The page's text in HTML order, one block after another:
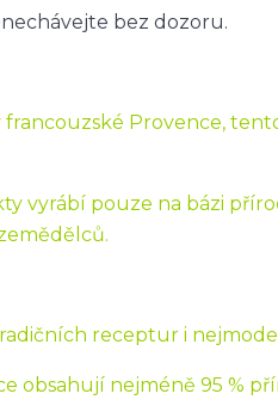
bez dozoru.
francouzské Provence,
vyrábí pouze na bázi
receptur i
obsahují nejméně 95 %